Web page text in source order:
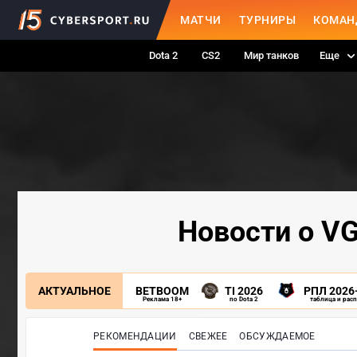
МАТЧИ ТУРНИРЫ
Dota 2 CS2 Мир танков Еще
Новости о
АКТУАЛЬНОЕ BETBOOM
Реклама 18+
TI 2026
по Dota 2
РПЛ
таблица и
РЕКОМЕНДАЦИИ СВЕЖЕЕ ОБСУЖДАЕМОЕ